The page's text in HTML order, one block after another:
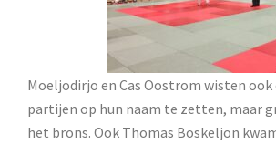
Moeljodirjo en Cas Oostrom wisten ook
partijen op hun naam te zetten, maar
het brons. Ook Thomas Boskeljon